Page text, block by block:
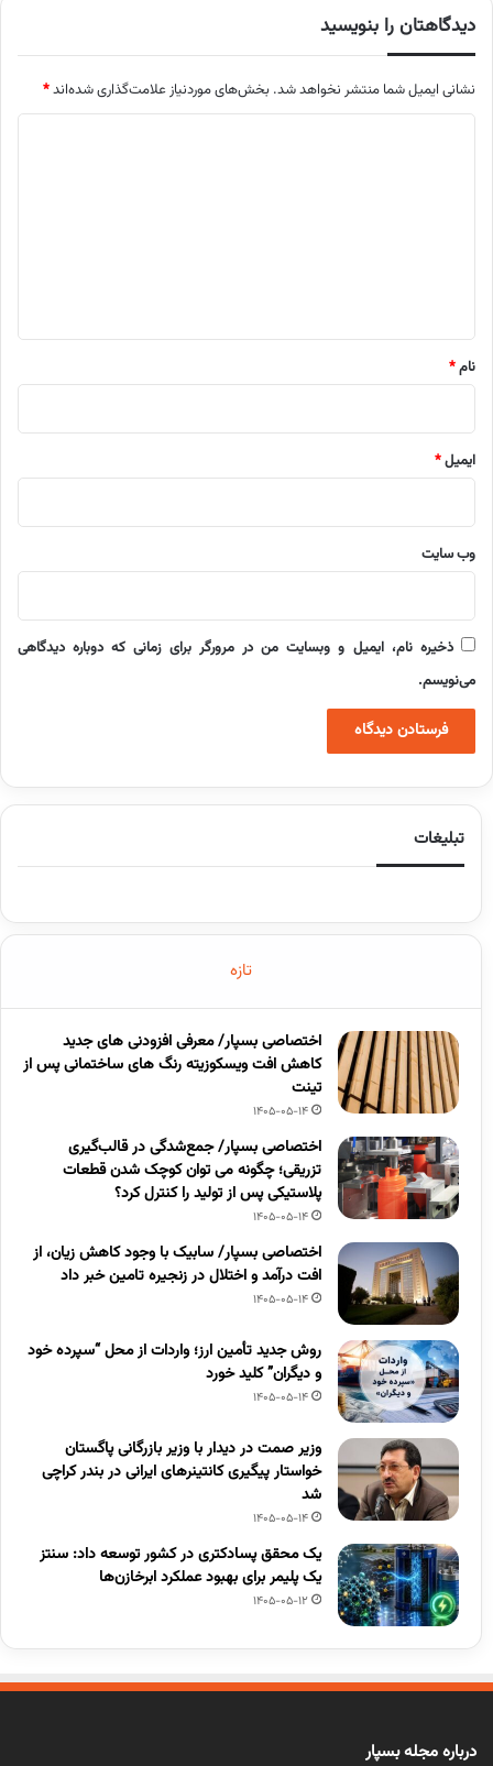
دیدگاهتان را بنویسید
نشانی ایمیل شما منتشر نخواهد شد. بخش‌های موردنیاز علامت‌گذاری شده‌اند*
نام*
ایمیل*
وب‌ سایت
ذخیره نام، ایمیل و وبسایت من در مرورگر برای زمانی که دوباره دیدگاهی
می‌نویسم.
تبلیغات
تازه
اختصاصی بسپار/ معرفی افزودنی های جدید
کاهش افت ویسکوزیته رنگ های ساختمانی پس از
تینت
1405-05-14
اختصاصی بسپار/ جمع‌شدگی در قالب‌گیری
تزریقی؛ چگونه می توان کوچک شدن قطعات
پلاستیکی پس از تولید را کنترل کرد؟
1405-05-14
اختصاصی بسپار/ سابیک با وجود کاهش زیان، از
افت درآمد و اختلال در زنجیره تامین خبر داد
1405-05-14
روش جدید تأمین ارز؛ واردات از محل “سپرده خود
و دیگران” کلید خورد
1405-05-14
وزیر صمت در دیدار با وزیر بازرگانی پاگستان
خواستار پیگیری کانتینرهای ایرانی در بندر کراچی
شد
1405-05-14
یک محقق پسادکتری در کشور توسعه داد: سنتز
یک پلیمر برای بهبود عملکرد ابرخازن‌ها
1405-05-12
درباره مجله بسپار